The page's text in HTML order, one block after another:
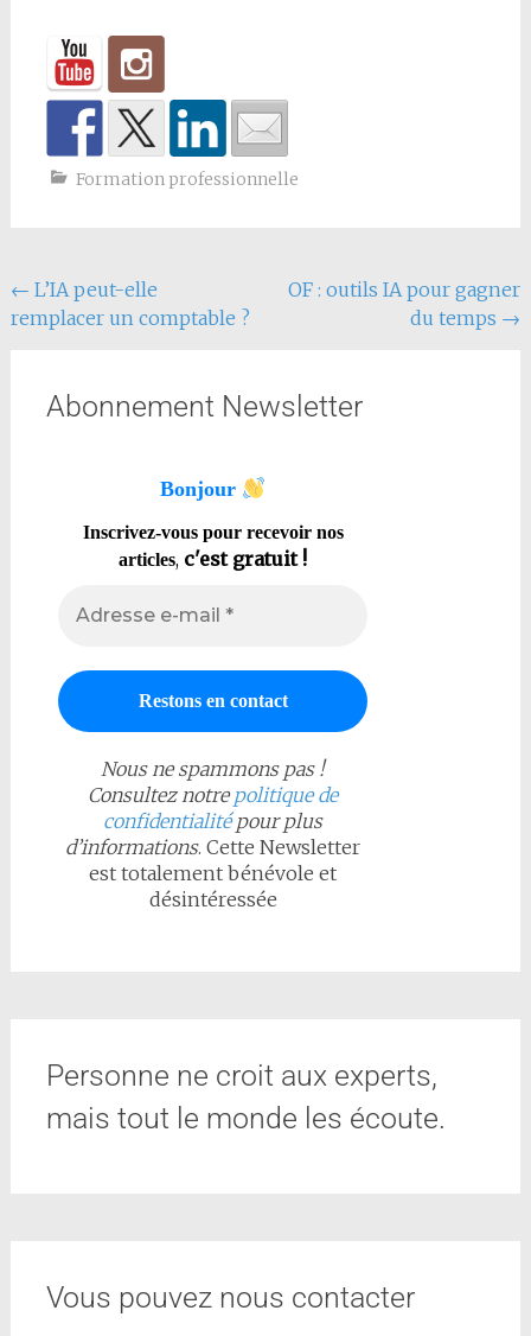
Formation professionnelle
← L’IA peut-elle
remplacer un comptable ?
OF : outils IA pour gagner
du temps →
Abonnement Newsletter
Bonjour
Inscrivez-vous pour recevoir nos
articles, c'est gratuit !
Nous ne spammons pas !
Consultez notrepolitique de
confidentialitépour plus
d’informations. Cette Newsletter
est totalement bénévole et
désintéressée
Personne ne croit aux experts,
mais tout le monde les écoute.
Vous pouvez nous contacter